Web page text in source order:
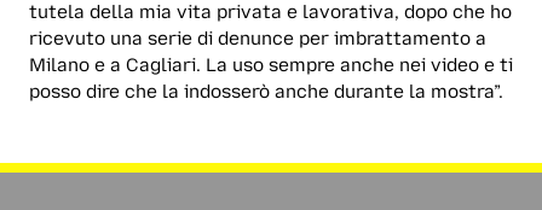
tutela della mia vita privata e lavorativa, dopo che ho
ricevuto una serie di denunce per imbrattamento a
Milano e a Cagliari. La uso sempre anche nei video e ti
posso dire che la indosserò anche durante la mostra”.